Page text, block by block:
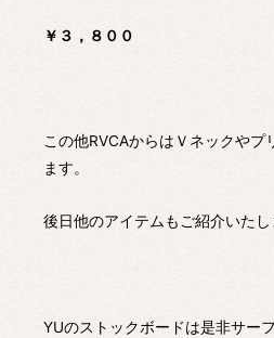
￥３，８００
この他RVCAからはＶネックやプ
ます。
後日他のアイテムもご紹介いたし
YUのストックボードは是非サー